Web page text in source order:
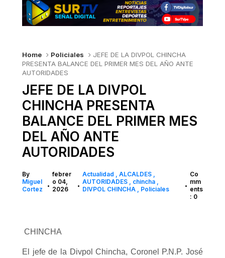
Home Policiales
JEFE DE LA DIVPOL CHINCHA
PRESENTA BALANCE DEL PRIMER MES DEL AÑO ANTE
AUTORIDADES
JEFE DE LA DIVPOL
CHINCHA PRESENTA
BALANCE DEL PRIMER MES
DEL AÑO ANTE
AUTORIDADES
By
Miguel
Cortez
•
febrer
o 04,
2026
•
Actualidad
ALCALDES
AUTORIDADES
chincha
DIVPOL CHINCHA
Policiales •
Co
mm
ents
: 0
CHINCHA
El jefe de la Divpol Chincha, Coronel P.N.P. José